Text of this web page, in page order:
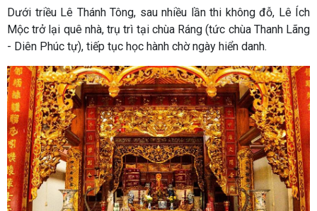
Dưới triều Lê Thánh Tông, sau nhiều lần thi không đỗ, Lê Ích
Mộc trở lại quê nhà, trụ trì tại chùa Ráng (tức chùa Thanh Lãng
- Diên Phúc tự), tiếp tục học hành chờ ngày hiển danh.